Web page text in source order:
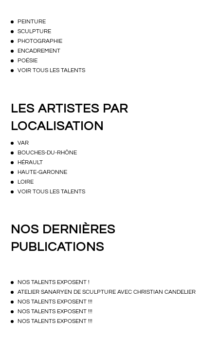
PEINTURE
SCULPTURE
PHOTOGRAPHIE
ENCADREMENT
POÉSIE
VOIR TOUS LES TALENTS
LES ARTISTES PAR
LOCALISATION
VAR
BOUCHES-DU-RHÔNE
HÉRAULT
HAUTE-GARONNE
LOIRE
VOIR TOUS LES TALENTS
NOS DERNIÈRES
PUBLICATIONS
NOS TALENTS EXPOSENT !
ATELIER SANARYEN DE SCULPTURE AVEC CHRISTIAN CANDELIER
NOS TALENTS EXPOSENT !!!
NOS TALENTS EXPOSENT !!!
NOS TALENTS EXPOSENT !!!